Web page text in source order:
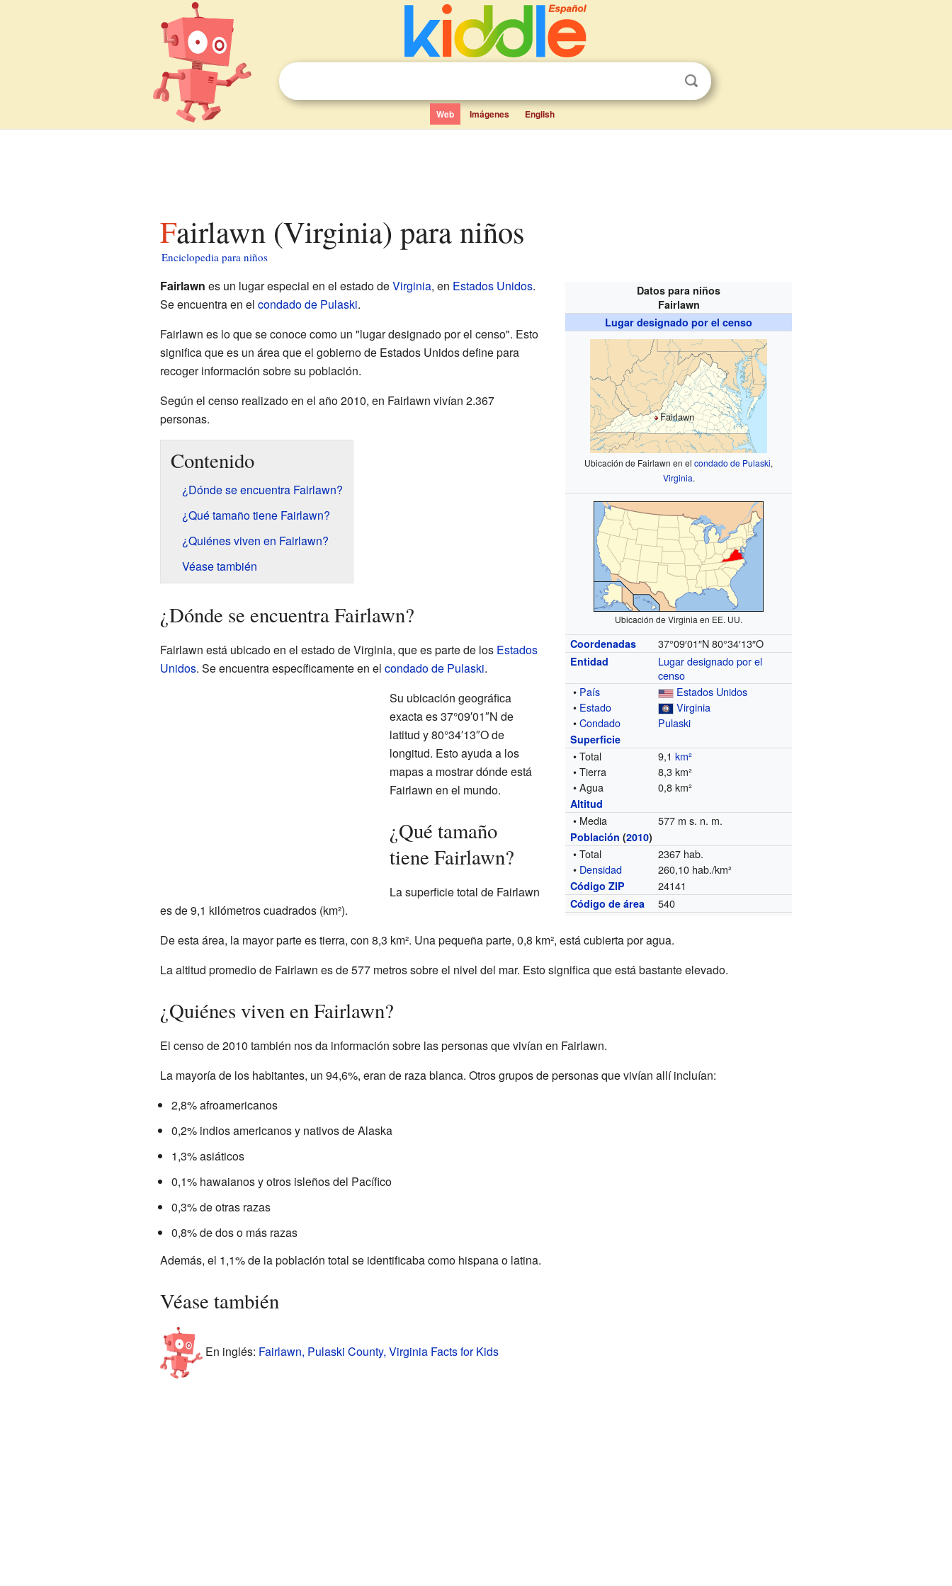
Web Imágenes English
Fairlawn (Virginia) para niños
Enciclopedia para niños
Datos para niños
Fairlawn
Lugar designado por el censo
Fairlawn
Ubicación de Fairlawn en elcondado de Pulaski,
Virginia.
Ubicación de Virginia en EE. UU.
Coordenadas 37°09′01″N 80°34′13″O
Entidad
Lugar designado por el
censo
• País
Estados Unidos
• Estado
Virginia
•Condado Pulaski
Superficie
• Total 9,1km²
• Tierra
8,3 km²
• Agua
0,8 km²
Altitud
• Media 577 m s. n. m.
Población (2010)
• Total
2367 hab.
• Densidad 260,10 hab./km²
Código ZIP 24141
Código de área 540
Fairlawn es un lugar especial en el estado deVirginia, en Estados Unidos.
Se encuentra en el condado de Pulaski.
Fairlawn es lo que se conoce como un "lugar designado por el censo". Esto
significa que es un área que el gobierno de Estados Unidos define para
recoger información sobre su población.
Según el censo realizado en el año 2010, en Fairlawn vivían 2.367
personas.
Contenido
¿Dónde se encuentra Fairlawn?
¿Qué tamaño tiene Fairlawn?
¿Quiénes viven en Fairlawn?
Véase también
¿Dónde se encuentra Fairlawn?
Fairlawn está ubicado en el estado de Virginia, que es parte de los Estados
Unidos. Se encuentra específicamente en el condado de Pulaski.
Su ubicación geográfica
exacta es 37°09′01″N de
latitud y 80°34′13″O de
longitud. Esto ayuda a los
mapas a mostrar dónde está
Fairlawn en el mundo.
¿Qué tamaño
tiene Fairlawn?
La superficie total de Fairlawn
es de 9,1 kilómetros cuadrados (km²).
De esta área, la mayor parte es tierra, con 8,3 km². Una pequeña parte, 0,8 km², está cubierta por agua.
La altitud promedio de Fairlawn es de 577 metros sobre el nivel del mar. Esto significa que está bastante elevado.
¿Quiénes viven en Fairlawn?
El censo de 2010 también nos da información sobre las personas que vivían en Fairlawn.
La mayoría de los habitantes, un 94,6%, eran de raza blanca. Otros grupos de personas que vivían allí incluían:
2,8% afroamericanos
0,2% indios americanos y nativos de Alaska
1,3% asiáticos
0,1% hawaianos y otros isleños del Pacífico
0,3% de otras razas
0,8% de dos o más razas
Además, el 1,1% de la población total se identificaba como hispana o latina.
Véase también
En inglés: Fairlawn, Pulaski County, Virginia Facts for Kids